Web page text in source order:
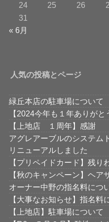
24
25 26
31
« 6月
人気の投稿とページ
緑丘本店の駐車場について
【2024今年も１年ありがと
【上地店 １周年】感謝
アグレアーブルのシステム
リニューアルしました
【プリペイドカード】残り
【秋のキャンペーン】ヘア
オーナー中野の指名料につ
【大事なお知らせ】指名料
【上地店】駐車場について